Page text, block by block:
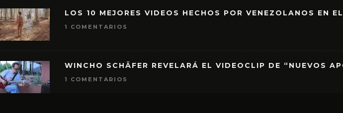
LOS 10 MEJORES VIDEOS HECHOS POR VENEZOLANOS EN
1 COMENTARIOS
WINCHO SCHÄFER REVELARÁ EL VIDEOCLIP DE “NUEVOS
1 COMENTARIOS